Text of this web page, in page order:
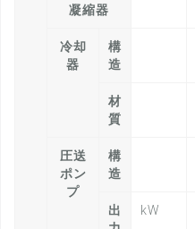
凝縮器
冷却
器
構
造
材
質
圧送
ポン
プ
構
造
出
kW